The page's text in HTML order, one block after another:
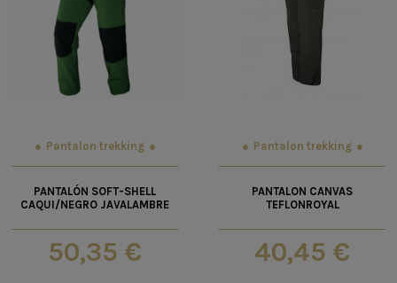
Pantalon trekking
PANTALÓN SOFT-SHELL
CAQUI/NEGRO JAVALAMBRE
50,35 €
Pantalon trekking
PANTALON CANVAS
TEFLONROYAL
40,45 €